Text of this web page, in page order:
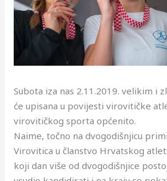
Subota iza nas 2.11.2019. velikim i
će upisana u povijesti virovitičke
virovitičkog sporta općenito.
Naime, točno na dvogodišnjicu
Virovitica u članstvo Hrvatskog
koji dan više od dvogodišnjice